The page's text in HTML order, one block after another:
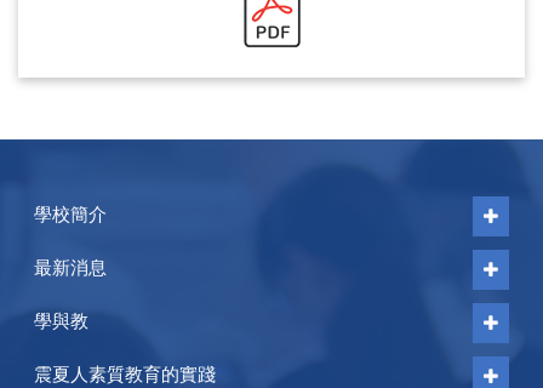
學校簡介
最新消息
學與教
震夏人素質教育的實踐